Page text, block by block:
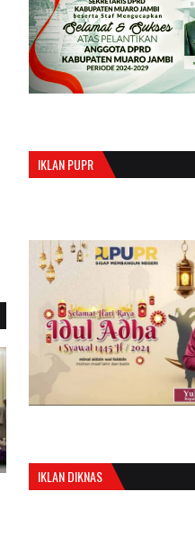
IKLAN PUPR
IKLAN DIKNAS